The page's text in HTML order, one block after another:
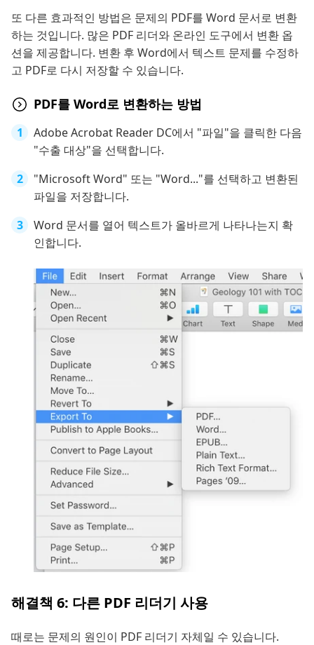
또 다른 효과적인 방법은 문제의 PDF를 Word 문서로 변환
하는 것입니다. 많은 PDF 리더와 온라인 도구에서 변환 옵
션을 제공합니다. 변환 후 Word에서 텍스트 문제를 수정하
고 PDF로 다시 저장할 수 있습니다.
PDF를 Word로 변환하는 방법
Adobe Acrobat Reader DC에서 "파일"을 클릭한 다음
"수출 대상"을 선택합니다.
"Microsoft Word" 또는 "Word..."를 선택하고 변환된
파일을 저장합니다.
Word 문서를 열어 텍스트가 올바르게 나타나는지 확
인합니다.
해결책 6: 다른 PDF 리더기 사용
때로는 문제의 원인이 PDF 리더기 자체일 수 있습니다.